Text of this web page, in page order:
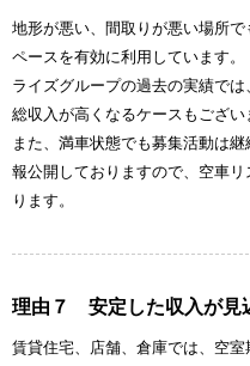
地形が悪い、間取りが悪い場所
ペースを有効に利用しています。
ライズグループの過去の実績で
総収入が高くなるケースもござい
また、満車状態でも募集活動は
報公開しておりますので、空車
ります。
理由７ 安定した収入が見
賃貸住宅、店舗、倉庫では、空